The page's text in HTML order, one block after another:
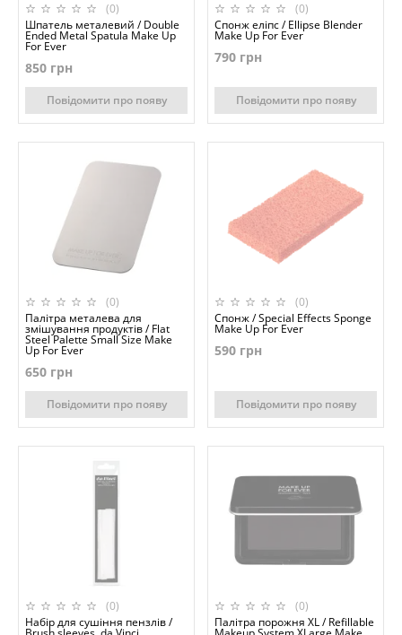
(0)
Шпатель металевий / Double
Ended Metal Spatula Make Up
For Ever
850 грн
Повідомити про появу
(0)
Спонж еліпс / Ellipse Blender
Make Up For Ever
790 грн
Повідомити про появу
(0)
Палітра металева для
змішування продуктів / Flat
Steel Palette Small Size Make
Up For Ever
650 грн
Повідомити про появу
(0)
Спонж / Special Effects Sponge
Make Up For Ever
590 грн
Повідомити про появу
(0)
Набір для сушіння пензлів /
(0)
Палітра порожня XL / Refillable